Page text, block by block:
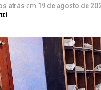
atrás em 19 de agosto de